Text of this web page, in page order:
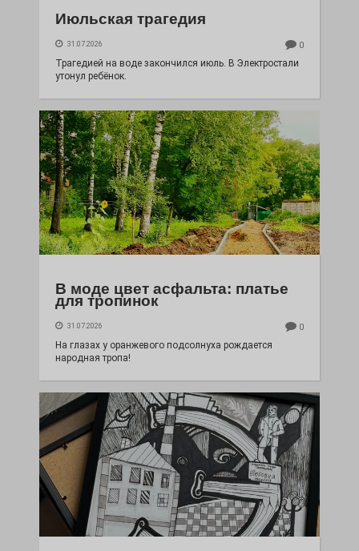
Июльская трагедия
31.07.2026 0
Трагедией на воде закончился июль. В Электростали
утонул ребёнок.
В моде цвет асфальта: платье
для тропинок
31.07.2026 0
На глазах у оранжевого подсолнуха рождается
народная тропа!